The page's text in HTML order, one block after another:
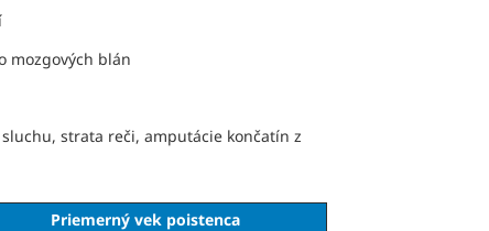
mozgových blán
strata reči, amputácie končatín z
Priemerný vek poistenca